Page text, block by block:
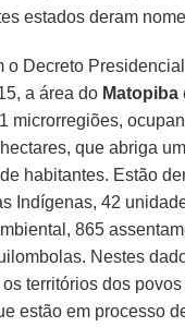
estados deram
o Decreto
a área do Matopiba
microrregiões,
que abriga
habitantes. Estão
Indígenas, 42
865
Nestes
territórios dos
estão em processo